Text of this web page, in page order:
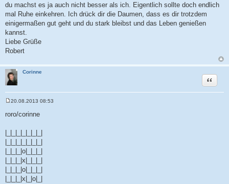
du machst es ja auch nicht besser als ich. Eigentlich sollte doch endlich
mal Ruhe einkehren. Ich drück dir die Daumen, dass es dir trotzdem
einigermaßen gut geht und du stark bleibst und das Leben genießen
kannst.
Liebe Grüße
Robert
Corinne
Zitat
i
r
a
20.08.2013 08:53
roro/corinne
|_|_|_|o|_|_|_|
|_|_|_|x|_|_|_|
|_|_|_|o|_|_|_|
|_|_|_|x|_|o|_|